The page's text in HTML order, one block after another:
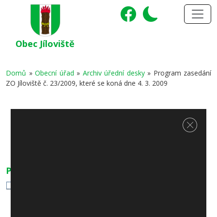
Obec Jíloviště
Domů » Obecní úřad » Archiv úřední desky» Program zasedání
ZO Jíloviště č. 23/2009, které se koná dne 4. 3. 2009
Program zasedání ZO Jíloviště č.
23/2009, které se koná dne 4. 3.
Přílohy
Zavřít